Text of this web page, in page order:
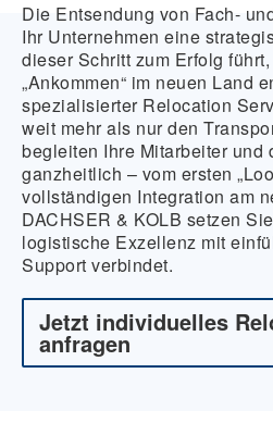
Die Entsendung von Fach-
Ihr Unternehmen eine
dieser Schritt zum Erfolg
„Ankommen“ im neuen Land
spezialisierter Relocation
weit mehr als nur den
begleiten Ihre Mitarbeiter und
ganzheitlich – vom ersten
vollständigen Integration am
DACHSER & KOLB setzen
logistische Exzellenz mit
Support verbindet.
Jetzt individuelles
anfragen